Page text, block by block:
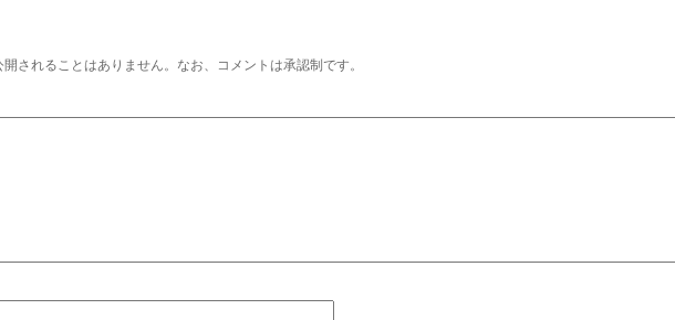
されることはありません。なお、コメントは承認制です。